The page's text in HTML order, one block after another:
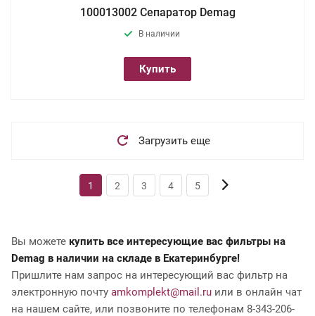
100013002 Сепаратор Demag
В наличии
Купить
Загрузить еще
1 2 3 4 5
Вы можете купить все интересующие вас фильтры на
Demag в наличии на складе в Екатеринбурге!
Пришлите нам запрос на интересующий вас фильтр на
электронную почту amkomplekt@mail.ru или в онлайн чат
на нашем сайте, или позвоните по телефонам 8-343-206-